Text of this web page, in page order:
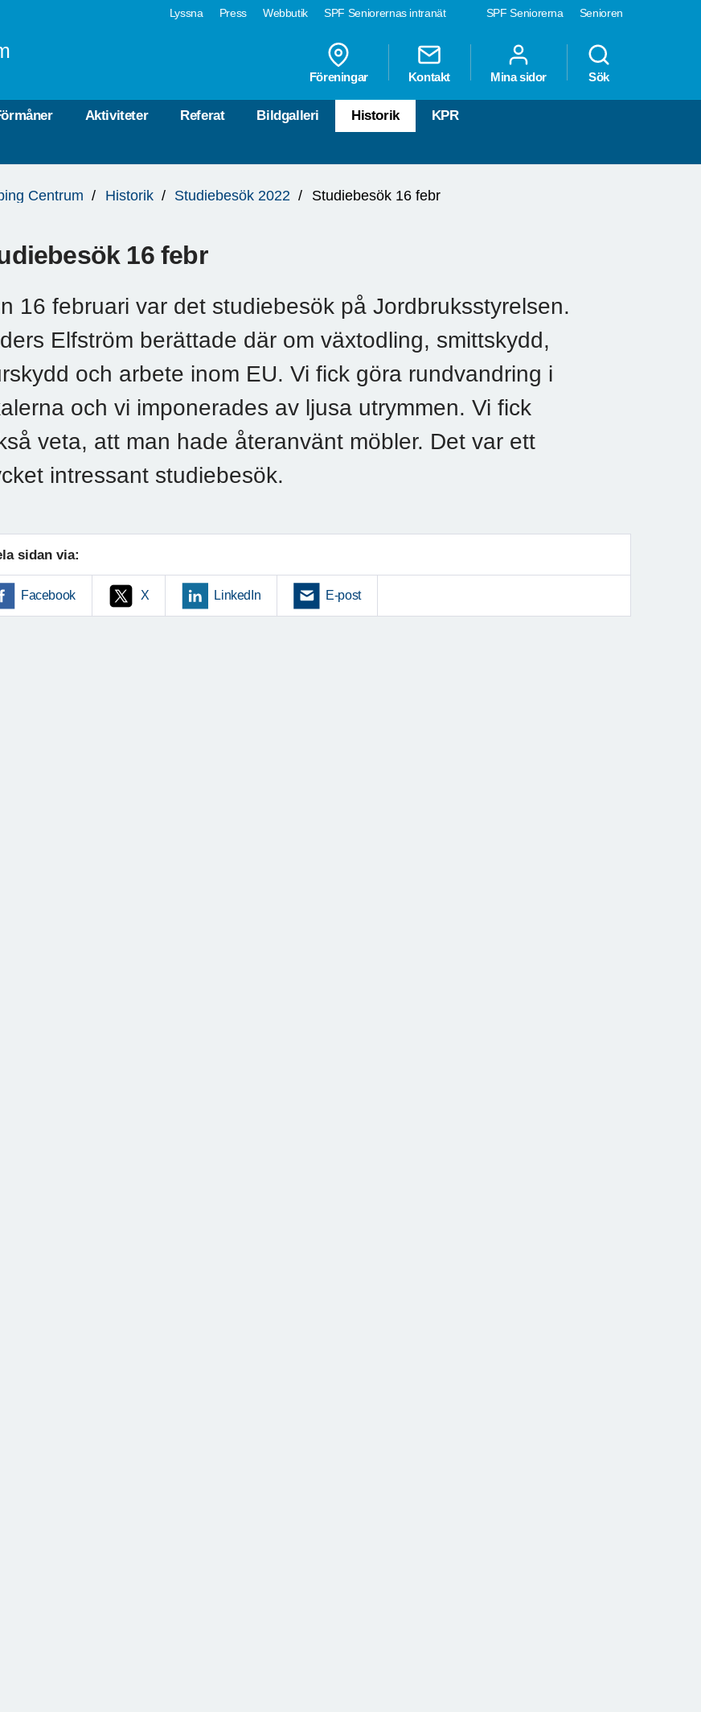
SPF Seniorerna Senioren
Lyssna Press Webbutik SPF Seniorernas intranät
Föreningar Kontakt Mina sidor Sök
Aktiviteter Referat Bildgalleri Historik KPR
Centrum Historik Studiebesök 2022 Studiebesök 16 febr
16 febr
16 februari var det studiebesök på Jordbruksstyrelsen.
Elfström berättade där om växtodling, smittskydd,
och arbete inom EU. Vi fick göra rundvandring i
och vi imponerades av ljusa utrymmen. Vi fick
veta, att man hade återanvänt möbler. Det var ett
intressant studiebesök.
sidan via:
Facebook X LinkedIn E-post